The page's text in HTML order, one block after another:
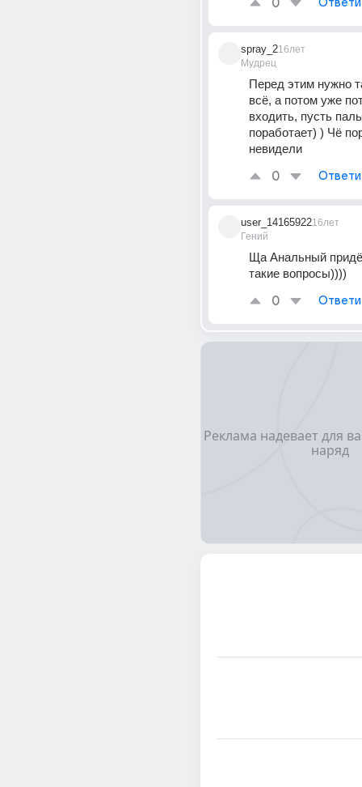
0
spray_2
Мудрец
16лет
Перед этим нужно
всё, а потом уже
входить, пусть
поработает) ) Чё
невидели
0
user_14165922
Гений
16лет
Ща Анальный
такие вопросы))))
0